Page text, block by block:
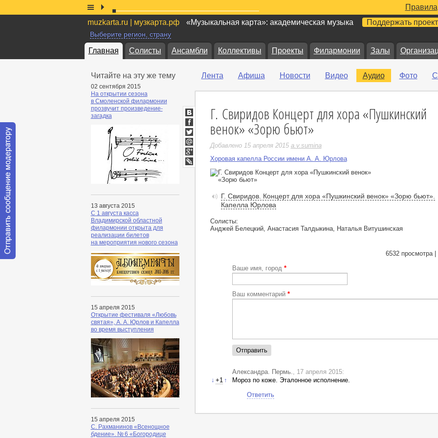
Правила
muzkarta.ru | музкарта.рф
«Музыкальная карта»: академическая музыка Поддержать проект
Выберите регион, страну
Главная Солисты Ансамбли Коллективы Проекты Филармонии Залы
Читайте на эту же тему
02 сентября 2015
На открытии сезона
в Смоленской филармонии
прозвучит произведение-
загадка
13 августа 2015
С 1 августа касса
Владимирской областной
филармонии открыта для
реализации билетов
на мероприятия нового сезона
15 апреля 2015
Открытие фестиваля «Любовь
святая», А. А. Юрлов и Капелла
во время выступления
15 апреля 2015
С. Рахманинов «Всенощное
бдение». № 6 «Богородице
Лента Афиша Новости Видео Аудио Фото
Г. Свиридов Концерт для хора «Пушкинский
венок» «Зорю бьют»
Добавлено 15 апреля 2015 a.v.sumina
Хоровая капелла России имени А. А. Юрлова
Г. Свиридов. Концерт для хора «Пушкинский венок» «Зорю бьют».
Капелла Юрлова
Солисты:
Анджей Белецкий, Анастасия Талдыкина, Наталья Витушинская
ВКонтакте
Facebook
Twitter
Мой
Мир
Google+
LiveJournal
6532 просмотра |
Ваше имя, город *
Ваш комментарий *
↓ +1 ↑
Александра. Пермь.
, 17 апреля 2015:
Мороз по коже. Эталонное исполнение.
Ответить